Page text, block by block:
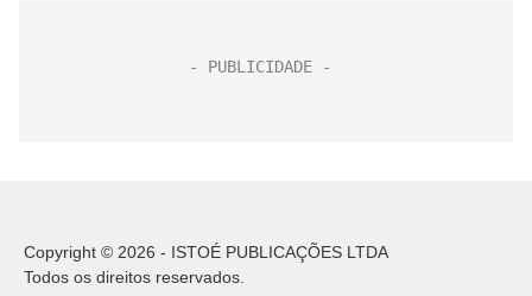
Copyright © 2026 - ISTOÉ PUBLICAÇÕES LTDA
Todos os direitos reservados.